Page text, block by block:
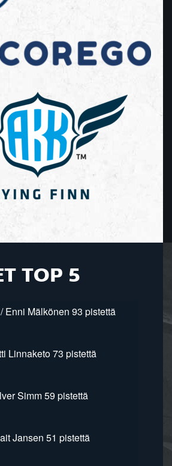
TOP 5
Enni Mälkönen 93 pistettä
Linnaketo 73 pistettä
Simm 59 pistettä
Jansen 51 pistettä